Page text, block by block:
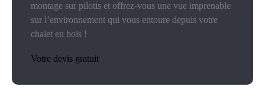
montage sur pilotis et offrez-vous une vue imprenable
sur l’environnement qui vous entoure depuis votre
chalet en bois !
Votre devis gratuit